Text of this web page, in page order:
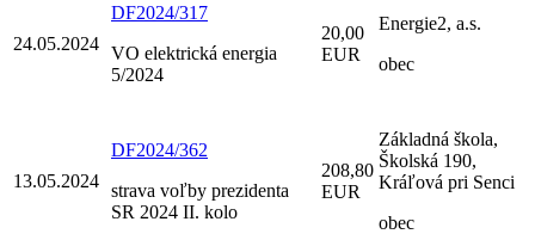
24.05.2024
DF2024/317
VO elektrická energia
5/2024
20,00
EUR
Energie2, a.s.
obec
13.05.2024
DF2024/362
strava voľby prezidenta
SR 2024 II. kolo
208,80
EUR
Základná škola,
Školská 190,
Kráľová pri Senci
obec